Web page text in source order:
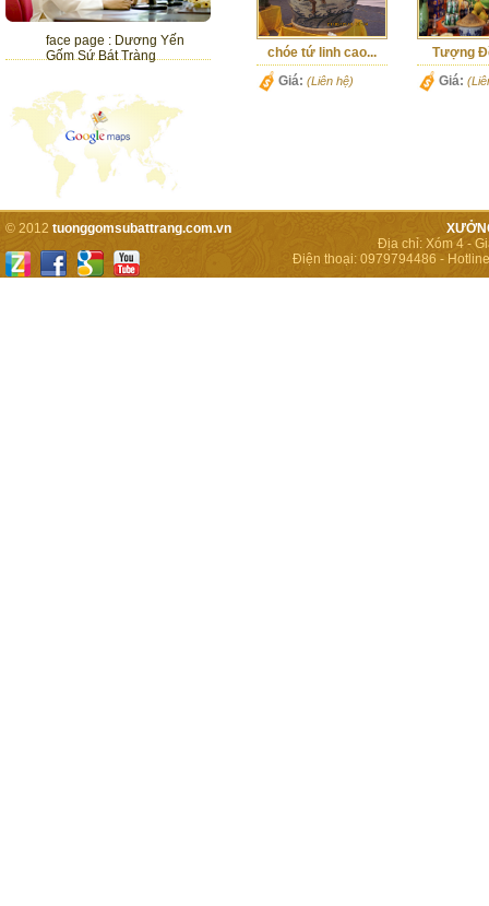
face page : Dương Yến
Gốm Sứ Bát Tràng
chóe tứ linh cao...
Giá: (Liên hệ)
Tượng
Giá:
© 2012 tuonggomsubattrang.com.vn
Địa chỉ: Xóm 4 -
Điện thoại: 0979794486 -